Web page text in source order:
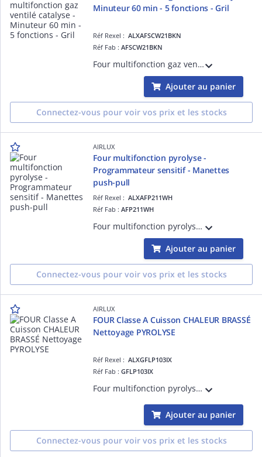
Minuteur 60 min - 5 fonctions - Gril
Réf Rexel :ALXAFSCW21BKN
Réf Fab :AFSCW21BKN
Four multifonction gaz ventilé catalyse - Minuteur 60 min - 5 fonctions - Gril gaz - Allumage une main - Sécurité thermocouples - Porte plein verre - Gradins fils - Tournebroche - 60 L - Classe A - Noir
Ajouter au panier
Connectez-vous pour voir vos prix et les stocks
AIRLUX
Four multifonction pyrolyse -
Programmateur sensitif - Manettes
push-pull
Réf Rexel :ALXAFP211WH
Réf Fab :AFP211WH
Four multifonction pyrolyse - Programmateur sensitif - Manettes push-pull - 15 programmes automatiques - 11 modes de cuisson dont la chaleur tournante - Préco de la T° - Gestion électronique de la T° - Porte froide 4 vitres - 70 L
Ajouter au panier
Connectez-vous pour voir vos prix et les stocks
AIRLUX
FOUR Classe A Cuisson CHALEUR BRASSÉ
Nettoyage PYROLYSE
Réf Rexel :ALXGFLP103IX
Réf Fab :GFLP103IX
Four multifonction pyrolyse - Programmateur sensitif - 10 fonctions dont la chaleur brassée - Gestion électronique de la T° - Porte froide 4 vitres - 70 L - Porte plein verre - Sécurité enfants - Éclairage halogène - Gradins fils
Ajouter au panier
Connectez-vous pour voir vos prix et les stocks